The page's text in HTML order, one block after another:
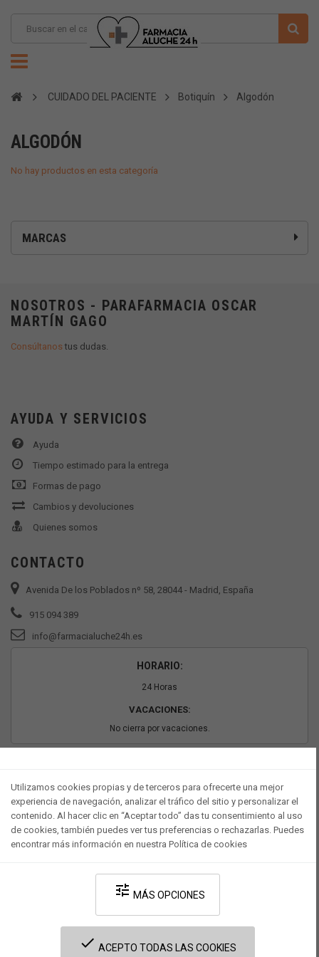
CUIDADO DEL PACIENTE Botiquín Algodón
MARCAS
ALGODÓN
No hay productos en esta categoría
NOSOTROS - PARAFARMACIA OSCAR
MARTÍN GAGO
Consúltanostus dudas.
AYUDA Y SERVICIOS
Ayuda
Tiempo estimado para la entrega
Formas de pago
Cambios y devoluciones
Quienes somos
CONTACTO
Avenida De los Poblados nº 58, 28044 - Madrid, España
915 094 389
info@farmacialuche24h.es
HORARIO:
24 Horas
VACACIONES:
No cierra por vacaciones.
Desarrollado por V·Farma-Política de privacidad-Política de cookies
Términos y condiciones legales
Utilizamos cookies propias y de terceros para ofrecerte una mejor
experiencia de navegación, analizar el tráfico del sitio y personalizar el
contenido. Al hacer clic en “Aceptar todo” das tu consentimiento al uso
de cookies, también puedes ver tus preferencias o rechazarlas. Puedes
encontrar más información en nuestra Política de cookies
tune MÁS OPCIONES
done ACEPTO TODAS LAS COOKIES